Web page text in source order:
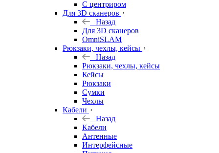
С центриром
Для 3D сканеров
Назад
Для 3D сканеров
OmniSLAM
Рюкзаки, чехлы, кейсы
Назад
Рюкзаки, чехлы, кейсы
Кейсы
Рюкзаки
Сумки
Чехлы
Кабели
Назад
Кабели
Антенные
Интерфейсные